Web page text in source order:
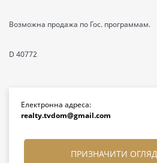
Возможна продажа по Гос. программам.
D 40772
Електронна адреса:
realty.tvdom@gmail.com
ПРИЗНАЧИТИ ОГЛЯД